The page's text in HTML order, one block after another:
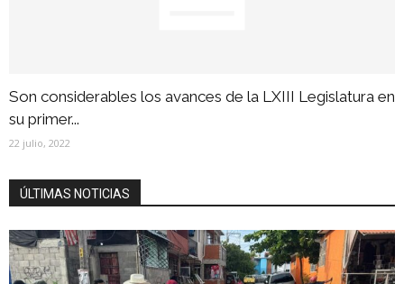
Son considerables los avances de la LXIII Legislatura en
su primer...
22 julio, 2022
ÚLTIMAS NOTICIAS